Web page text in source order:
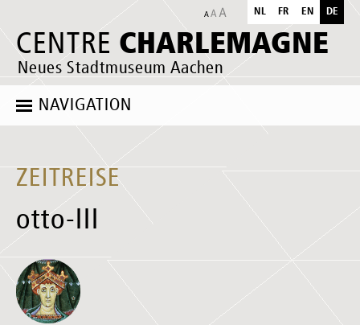
CENTRE CHARLEMAGNE
Neues Stadtmuseum Aachen
NL FR EN DE
NAVIGATION
ZEITREISE
otto-III